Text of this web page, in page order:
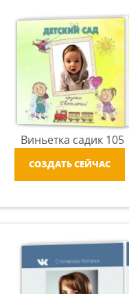
Виньетка садик 105
СОЗДАТЬ СЕЙЧАС